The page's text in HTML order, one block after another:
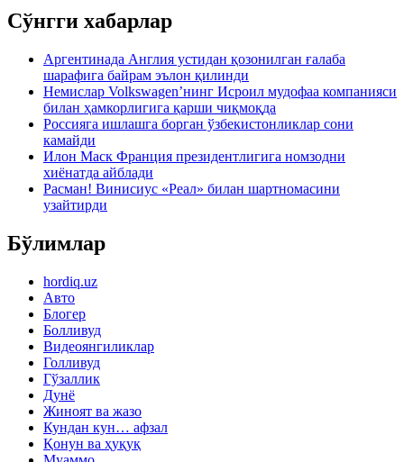
Сўнгги хабарлар
Аргентинада Англия устидан қозонилган ғалаба
шарафига байрам эълон қилинди
Немислар Volkswagen’нинг Исроил мудофаа компанияси
билан ҳамкорлигига қарши чиқмоқда
Россияга ишлашга борган ўзбекистонликлар сони
камайди
Илон Маск Франция президентлигига номзодни
хиёнатда айблади
Расман! Винисиус «Реал» билан шартномасини
узайтирди
Бўлимлар
hordiq.uz
Авто
Блогер
Болливуд
Видеоянгиликлар
Голливуд
Гўзаллик
Дунё
Жиноят ва жазо
Кундан кун… афзал
Қонун ва ҳуқуқ